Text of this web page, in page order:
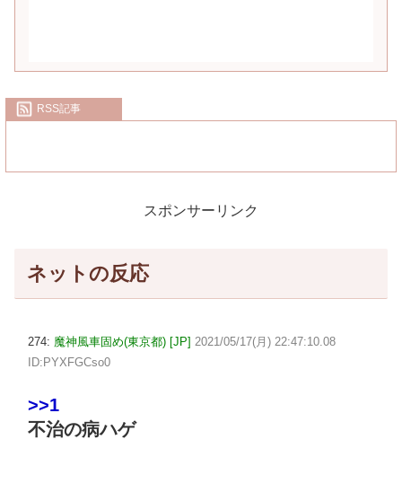
RSS記事
スポンサーリンク
ネットの反応
274: 魔神風車固め(東京都) [JP] 2021/05/17(月) 22:47:10.08
ID:PYXFGCso0
>>1
不治の病ハゲ